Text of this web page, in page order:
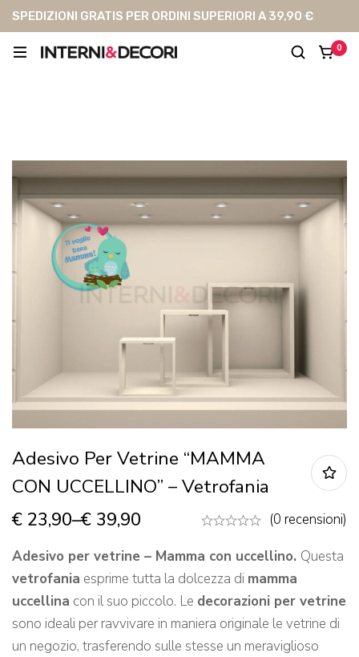
SPEDIZIONI GRATIS PER ORDINI SUPERIORI A 39,90 €
0
Adesivo Per Vetrine “MAMMA
CON UCCELLINO” – Vetrofania
€ 23,90–€ 39,90
(0 recensioni)
Adesivo per vetrine – Mamma con uccellino. Questa
vetrofania esprime tutta la dolcezza di mamma
uccellina con il suo piccolo. Le decorazioni per vetrine
sono ideali per ravvivare in maniera originale le vetrine di
un negozio, trasferendo sulle stesse un meraviglioso